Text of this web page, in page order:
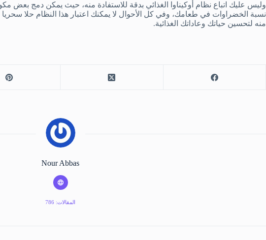
وليس عليك اتباع نظام أوكيناوا الغذائي بدقة للاستفادة منه، حيث يمكن دمج بعض
نسبة الخضراوات في طعامك، وفي كل الأحوال لا يمكنك اعتبار هذا النظام حلا سحريا
منه لتحسين حياتك وعاداتك الغذائية.
Nour Abbas
المقالات: 786